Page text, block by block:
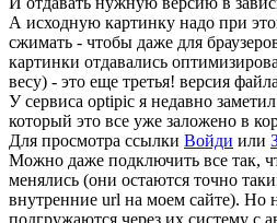
А исходную картинку надо при
сжимать - чтобы даже для
картинки отдавались
весу) - это еще третья! версия
У сервиса optipic я недавно
который это все уже заложено в
Для просмотра ссылки Войди или
Можно даже подключить все так,
менялись (они остаются точно
внутренние url на моем сайте). Но